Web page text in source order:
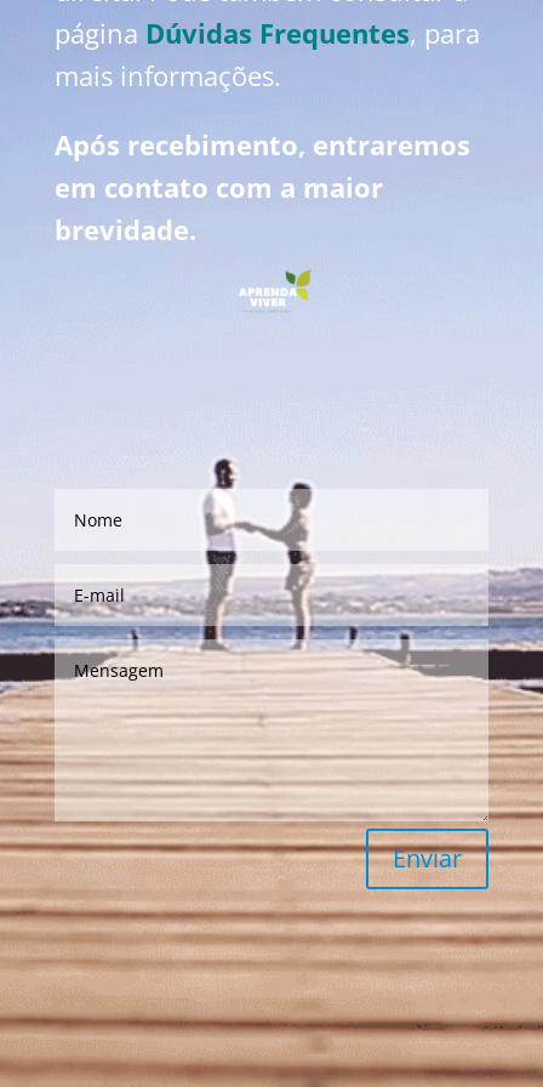
página Dúvidas Frequentes, para
mais informações.
Após recebimento, entraremos
em contato com a maior
brevidade.
Enviar